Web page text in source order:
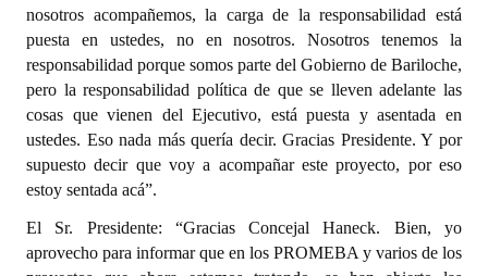
nosotros acompañemos, la carga de la responsabilidad está
puesta en ustedes, no en nosotros. Nosotros tenemos la
responsabilidad porque somos parte del Gobierno de Bariloche,
pero la responsabilidad política de que se lleven adelante las
cosas que vienen del Ejecutivo, está puesta y asentada en
ustedes. Eso nada más quería decir. Gracias Presidente. Y por
supuesto decir que voy a acompañar este proyecto, por eso
estoy sentada acá”.
El Sr. Presidente: “Gracias Concejal Haneck. Bien, yo
aprovecho para informar que en los PROMEBA y varios de los